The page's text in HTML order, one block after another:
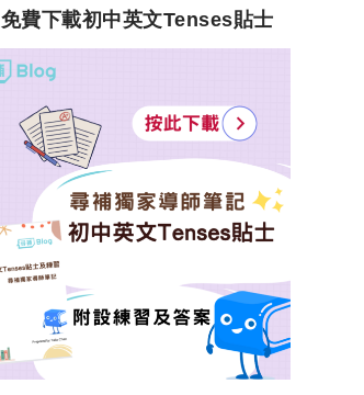
免費下載初中英文Tenses貼士